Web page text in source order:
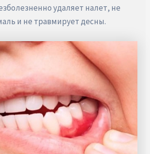
удаляет налет, не
и не травмирует десны.